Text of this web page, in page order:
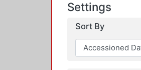
Settings
Sort By